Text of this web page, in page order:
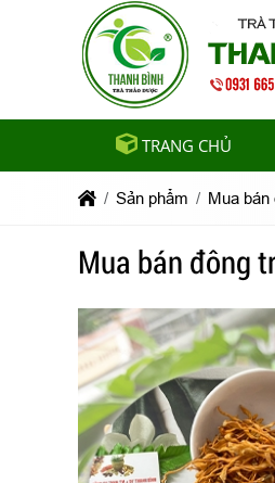
TRANG CHỦ
Sản phẩm Mua bán
Mua bán đông